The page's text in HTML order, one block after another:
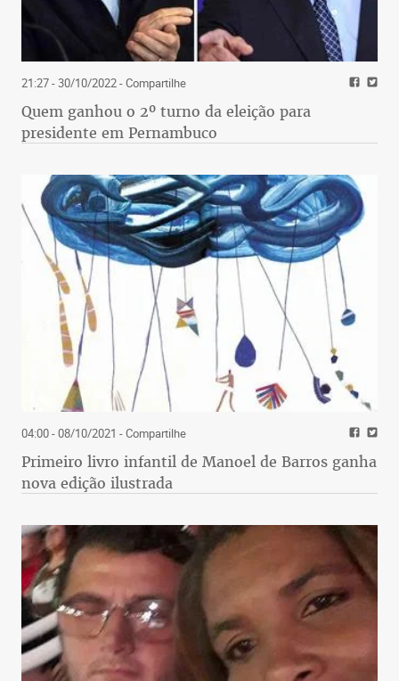
21:27 - 30/10/2022- Compartilhe
Quem ganhou o 2º turno da eleição para
presidente em Pernambuco
04:00 - 08/10/2021 - Compartilhe
Primeiro livro infantil de Manoel de Barros ganha
nova edição ilustrada